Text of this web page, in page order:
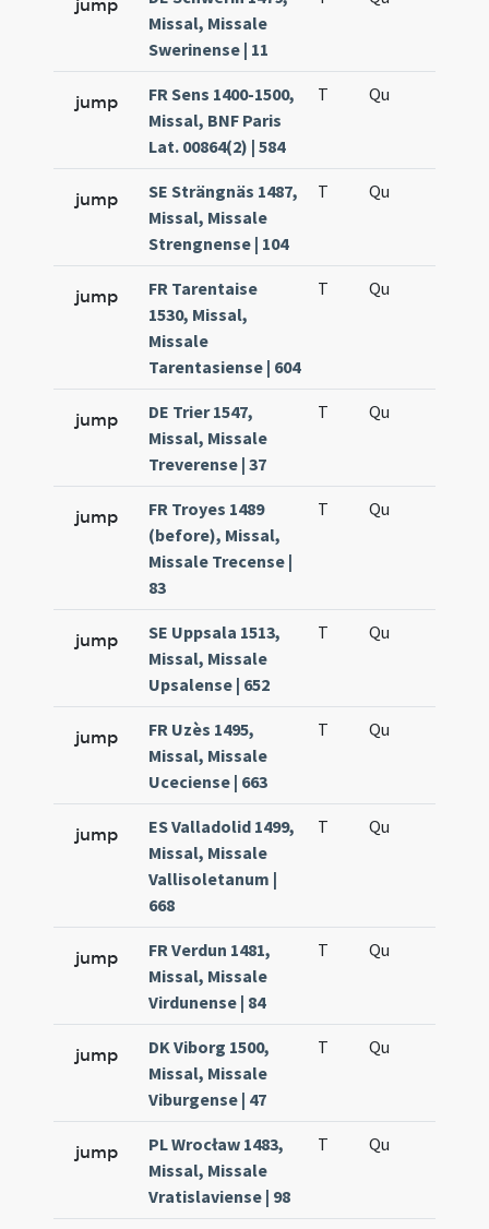
jump
Missal, Missale
Swerinense | 11
jump
FR Sens 1400-1500,
Missal, BNF Paris
Lat. 00864(2) | 584
T Qu
jump
SE Strängnäs 1487,
Missal, Missale
Strengnense | 104
T Qu
jump
FR Tarentaise
1530, Missal,
Missale
Tarentasiense | 604
T Qu
jump
DE Trier 1547,
Missal, Missale
Treverense | 37
T Qu
jump
FR Troyes 1489
(before), Missal,
Missale Trecense |
83
T Qu
jump
SE Uppsala 1513,
Missal, Missale
Upsalense | 652
T Qu
jump
FR Uzès 1495,
Missal, Missale
Uceciense | 663
T Qu
jump
ES Valladolid 1499,
Missal, Missale
Vallisoletanum |
668
T Qu
jump
FR Verdun 1481,
Missal, Missale
Virdunense | 84
T Qu
jump
DK Viborg 1500,
Missal, Missale
Viburgense | 47
T Qu
jump
PL Wrocław 1483,
Missal, Missale
Vratislaviense | 98
T Qu